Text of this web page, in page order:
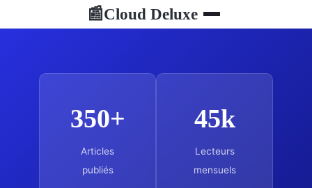
📰Cloud Deluxe
350+
Articles
publiés
45k
Lecteurs
mensuels